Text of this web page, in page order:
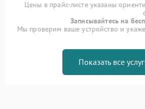
Цены в прайс-листе указаны
Записывайтесь на
Мы проверим ваше устройство и
Показать все